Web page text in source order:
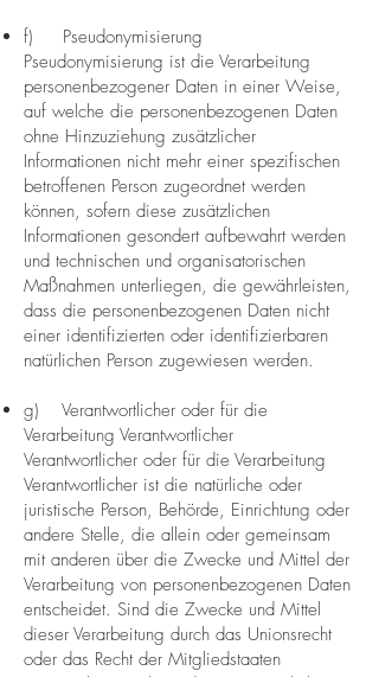
f) Pseudonymisierung
Pseudonymisierung ist die Verarbeitung
personenbezogener Daten in einer Weise,
auf welche die personenbezogenen Daten
ohne Hinzuziehung zusätzlicher
Informationen nicht mehr einer spezifischen
betroffenen Person zugeordnet werden
können, sofern diese zusätzlichen
Informationen gesondert aufbewahrt werden
und technischen und organisatorischen
Maßnahmen unterliegen, die gewährleisten,
dass die personenbezogenen Daten nicht
einer identifizierten oder identifizierbaren
natürlichen Person zugewiesen werden.
g) Verantwortlicher oder für die
Verarbeitung Verantwortlicher
Verantwortlicher oder für die Verarbeitung
Verantwortlicher ist die natürliche oder
juristische Person, Behörde, Einrichtung oder
andere Stelle, die allein oder gemeinsam
mit anderen über die Zwecke und Mittel der
Verarbeitung von personenbezogenen Daten
entscheidet. Sind die Zwecke und Mittel
dieser Verarbeitung durch das Unionsrecht
oder das Recht der Mitgliedstaaten